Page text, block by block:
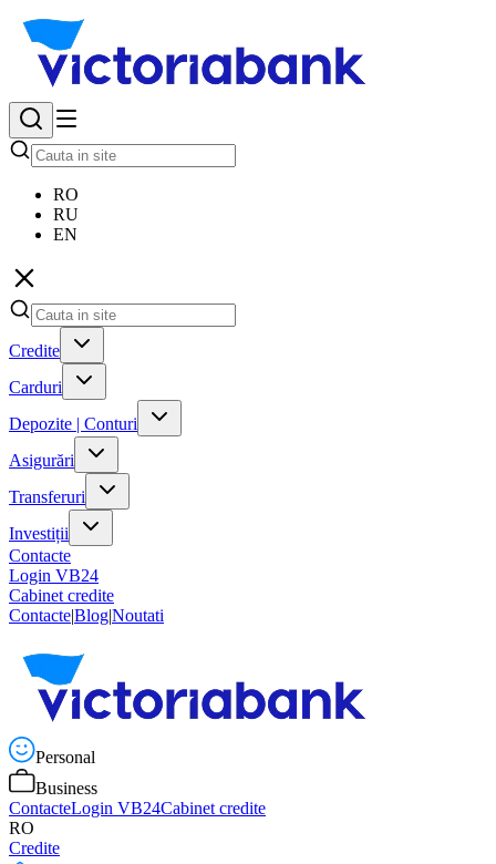
RO
RU
EN
Credite
Carduri
Depozite | Conturi
Asigurări
Transferuri
Investiții
Contacte
Login VB24
Cabinet credite
Contacte|Blog|Noutati
Personal
Business
ContacteLogin VB24Cabinet credite
RO
Credite